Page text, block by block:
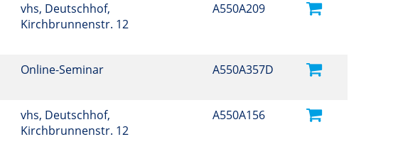
vhs, Deutschhof,
Kirchbrunnenstr. 12
A550A209
Online-Seminar A550A357D
vhs, Deutschhof,
Kirchbrunnenstr. 12
A550A156